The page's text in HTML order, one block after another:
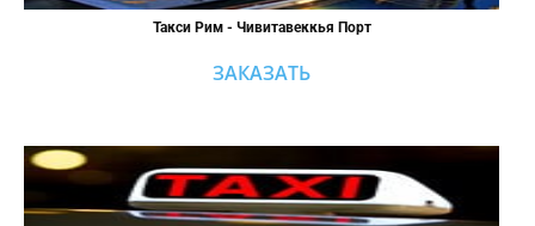
Такси Рим - Чивитавеккья Порт
ЗАКАЗАТЬ